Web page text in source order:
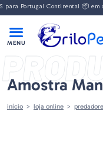
para Portugal Continental 📦 em
Amostra
início loja online